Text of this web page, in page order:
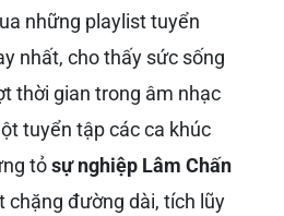
những playlist tuyển
nhất, cho thấy sức sống
thời gian trong âm nhạc
tuyển tập các ca khúc
tỏsự nghiệp Lâm Chấn
chặng đường dài, tích lũy